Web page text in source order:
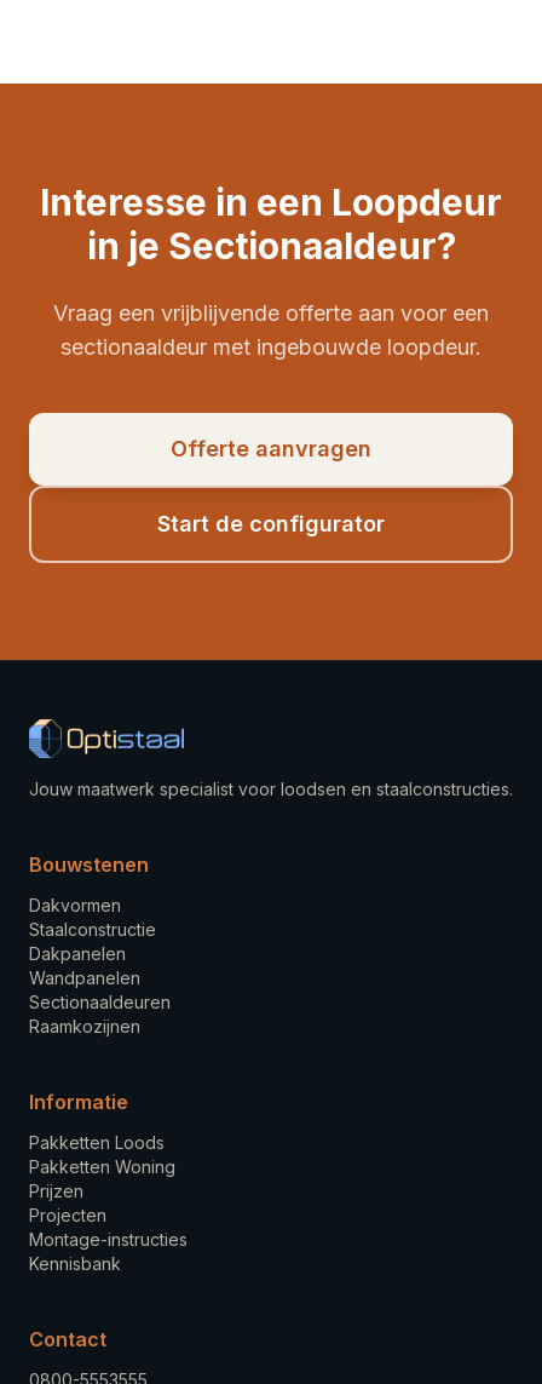
Interesse in een Loopdeur
in je Sectionaaldeur?
Vraag een vrijblijvende offerte aan voor een
sectionaaldeur met ingebouwde loopdeur.
Offerte aanvragen
Start de configurator
Jouw maatwerk specialist voor loodsen en staalconstructies.
Bouwstenen
Dakvormen
Staalconstructie
Dakpanelen
Wandpanelen
Sectionaaldeuren
Raamkozijnen
Informatie
Pakketten Loods
Pakketten Woning
Prijzen
Projecten
Montage-instructies
Kennisbank
Contact
0800-5553555